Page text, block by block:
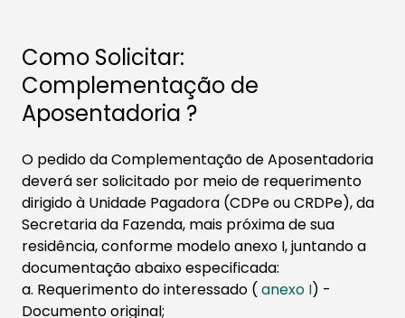
Como Solicitar:
Complementação de
Aposentadoria ?
O pedido da Complementação de Aposentadoria
deverá ser solicitado por meio de requerimento
dirigido à Unidade Pagadora (CDPe ou CRDPe), da
Secretaria da Fazenda, mais próxima de sua
residência, conforme modelo anexo I, juntando a
documentação abaixo especificada:
a. Requerimento do interessado ( anexo I) -
Documento original;